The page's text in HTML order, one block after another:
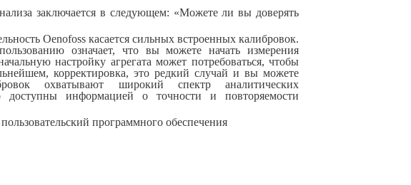
заключается в следующем: «Можете ли вы доверять
Oenofoss касается сильных встроенных калибровок.
означает, что вы можете начать измерения
настройку агрегата может потребоваться, чтобы
корректировка, это редкий случай и вы можете
охватывают широкий спектр аналитических
информацией о точности и повторяемости
программного обеспечения